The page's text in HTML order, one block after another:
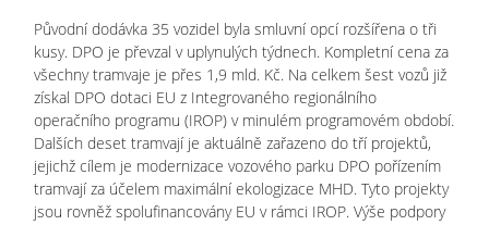
Původní dodávka 35 vozidel byla smluvní opcí rozšířena o tři
kusy. DPO je převzal v uplynulých týdnech. Kompletní cena za
všechny tramvaje je přes 1,9 mld. Kč. Na celkem šest vozů již
získal DPO dotaci EU z Integrovaného regionálního
operačního programu (IROP) v minulém programovém období.
Dalších deset tramvají je aktuálně zařazeno do tří projektů,
jejichž cílem je modernizace vozového parku DPO pořízením
tramvají za účelem maximální ekologizace MHD. Tyto projekty
jsou rovněž spolufinancovány EU v rámci IROP. Výše podpory